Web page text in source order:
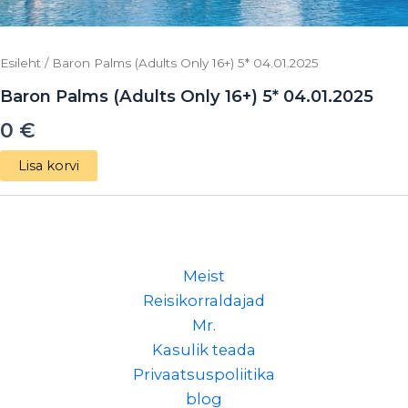
Esileht / Baron Palms (Adults Only 16+) 5* 04.01.2025
Baron Palms (Adults Only 16+) 5* 04.01.2025
0 €
Lisa korvi
Meist
Reisikorraldajad
Mr.
Kasulik teada
Privaatsuspoliitika
blog